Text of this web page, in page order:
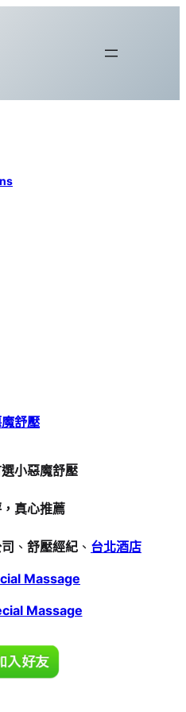
舒壓
小惡魔舒壓
真心推薦
、 舒壓經紀 、 台北酒店
Massage
Massage